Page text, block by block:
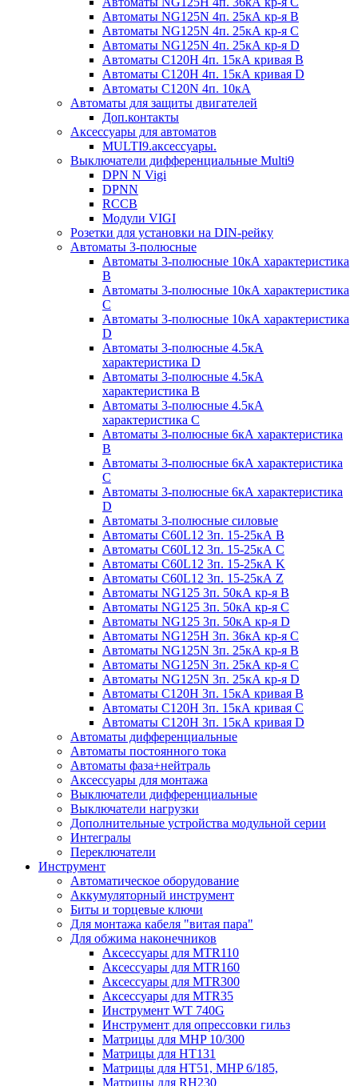
Автоматы NG125N 4п. 25кА кр-я B
Автоматы NG125N 4п. 25кА кр-я C
Автоматы NG125N 4п. 25кА кр-я D
Автоматы С120H 4п. 15кА кривая B
Автоматы С120H 4п. 15кА кривая D
Автоматы С120N 4п. 10кА
Автоматы для защиты двигателей
Доп.контакты
Аксессуары для автоматов
MULTI9.аксессуары.
Выключатели дифференциальные Multi9
DPN N Vigi
DPNN
RCCB
Модули VIGI
Розетки для установки на DIN-рейку
Автоматы 3-полюсные
Автоматы 3-полюсные 10кА характеристика
B
Автоматы 3-полюсные 10кА характеристика
C
Автоматы 3-полюсные 10кА характеристика
D
Автоматы 3-полюсные 4.5кА
характеристика D
Автоматы 3-полюсные 4.5кА
характеристика В
Автоматы 3-полюсные 4.5кА
характеристика С
Автоматы 3-полюсные 6кА характеристика
B
Автоматы 3-полюсные 6кА характеристика
C
Автоматы 3-полюсные 6кА характеристика
D
Автоматы 3-полюсные силовые
Автоматы C60L12 3п. 15-25кА B
Автоматы C60L12 3п. 15-25кА C
Автоматы C60L12 3п. 15-25кА K
Автоматы C60L12 3п. 15-25кА Z
Автоматы NG125 3п. 50кА кр-я B
Автоматы NG125 3п. 50кА кр-я C
Автоматы NG125 3п. 50кА кр-я D
Автоматы NG125H 3п. 36кА кр-я C
Автоматы NG125N 3п. 25кА кр-я B
Автоматы NG125N 3п. 25кА кр-я C
Автоматы NG125N 3п. 25кА кр-я D
Автоматы С120Н 3п. 15кА кривая B
Автоматы С120Н 3п. 15кА кривая C
Автоматы С120Н 3п. 15кА кривая D
Автоматы дифференциальные
Автоматы постоянного тока
Автоматы фаза+нейтраль
Аксессуары для монтажа
Выключатели дифференциальные
Выключатели нагрузки
Дополнительные устройства модульной серии
Интегралы
Переключатели
Инструмент
Автоматическое оборудование
Аккумуляторный инструмент
Биты и торцевые ключи
Для монтажа кабеля "витая пара"
Для обжима наконечников
Аксессуары для MTR110
Аксессуары для MTR160
Аксессуары для MTR300
Аксессуары для MTR35
Инструмент WT 740G
Инструмент для опрессовки гильз
Матрицы для MHP 10/300
Матрицы для НТ131
Матрицы для НТ51, MHP 6/185,
Матрицы для RH230